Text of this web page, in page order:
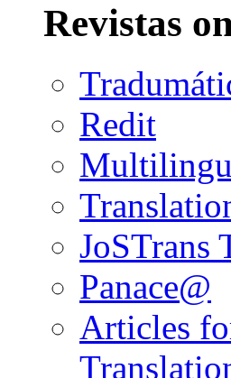
Revistas
Redit
JoSTrans
Panace@
Articles